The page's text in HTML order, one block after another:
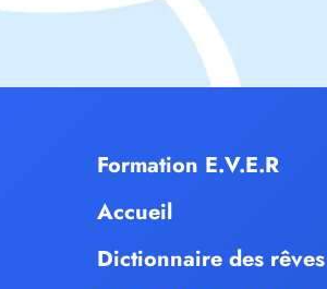
Formation E.V.E.R
Accueil
Dictionnaire des rêves